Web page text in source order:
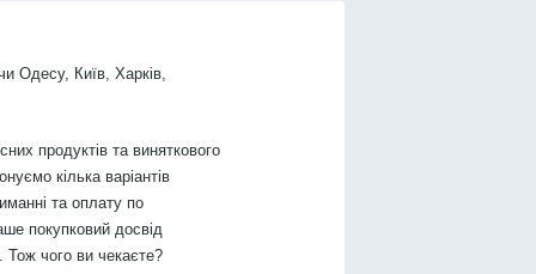
Одесу, Київ, Харків,
продуктів та виняткового
кілька варіантів
та оплату по
покупковий досвід
Тож чого ви чекаєте?